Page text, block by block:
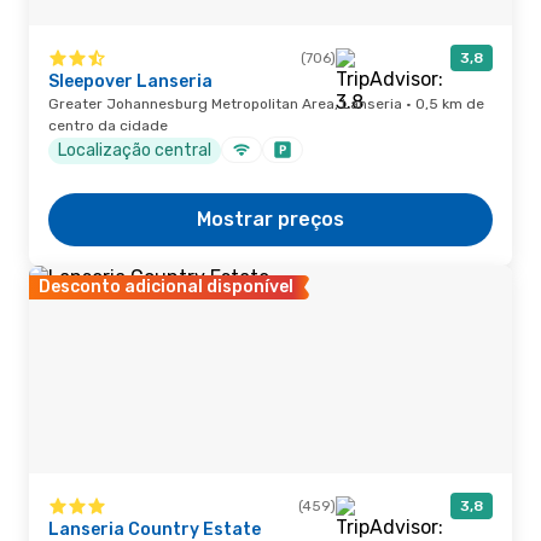
(706) 3,8
Sleepover Lanseria
Greater Johannesburg Metropolitan Area, Lanseria · 0,5 km de
centro da cidade
Localização central
Mostrar preços
Desconto adicional disponível
(459) 3,8
Lanseria Country Estate